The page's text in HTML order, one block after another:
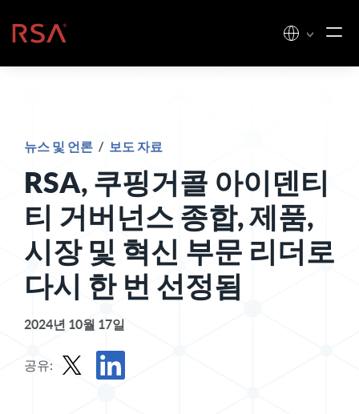
홈
뉴스 및 언론 / 보도 자료
RSA, 쿠핑거콜 아이덴티
티 거버넌스 종합, 제품,
시장 및 혁신 부문 리더로
다시 한 번 선정됨
2024년 10월 17일
공유: